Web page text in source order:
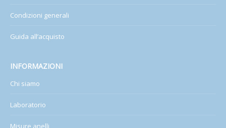
Condizioni generali
Guida all’acquisto
INFORMAZIONI
Chi siamo
Laboratorio
Misure anelli